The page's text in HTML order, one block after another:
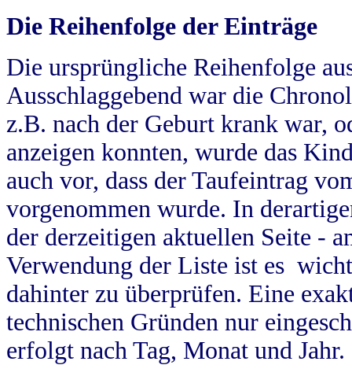
Die Reihenfolge der Einträge
Die ursprüngliche Reihenfolge
Ausschlaggebend war die
z.B. nach der Geburt krank war,
anzeigen konnten, wurde das
auch vor, dass der Taufeintrag
vorgenommen wurde. In
der derzeitigen aktuellen Seite -
Verwendung der Liste ist es
dahinter zu überprüfen. Eine
technischen Gründen nur
erfolgt nach Tag, Monat und Jahr.